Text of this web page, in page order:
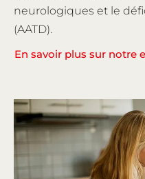
neurologiques et le
(AATD).
En savoir plus sur notre